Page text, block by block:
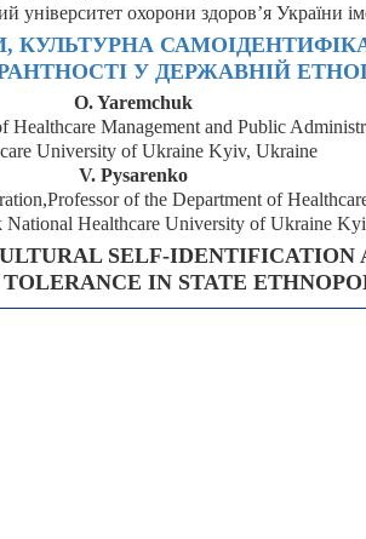
університет охорони здоров’я України
У ДЕРЖАВНІЙ
O. Yaremchuk
Healthcare Management and Public
University of Ukraine Kyiv, Ukraine
V. Pysarenko
of the Department of
National Healthcare University of Ukraine
SELF-IDENTIFICATION
IN STATE